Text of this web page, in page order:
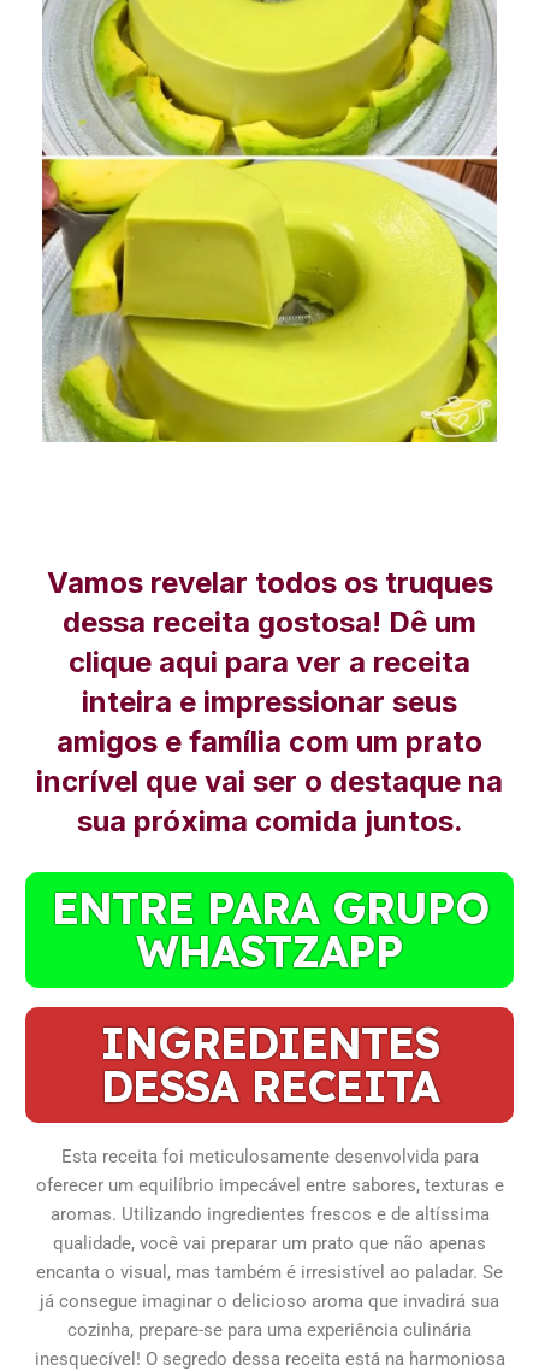
Vamos revelar todos os truques
dessa receita gostosa! Dê um
clique aqui para ver a receita
inteira e impressionar seus
amigos e família com um prato
incrível que vai ser o destaque na
sua próxima comida juntos.
ENTRE PARA GRUPO
WHASTZAPP
INGREDIENTES
DESSA RECEITA
Esta receita foi meticulosamente desenvolvida para
oferecer um equilíbrio impecável entre sabores, texturas e
aromas. Utilizando ingredientes frescos e de altíssima
qualidade, você vai preparar um prato que não apenas
encanta o visual, mas também é irresistível ao paladar. Se
já consegue imaginar o delicioso aroma que invadirá sua
cozinha, prepare-se para uma experiência culinária
inesquecível! O segredo dessa receita está na harmoniosa